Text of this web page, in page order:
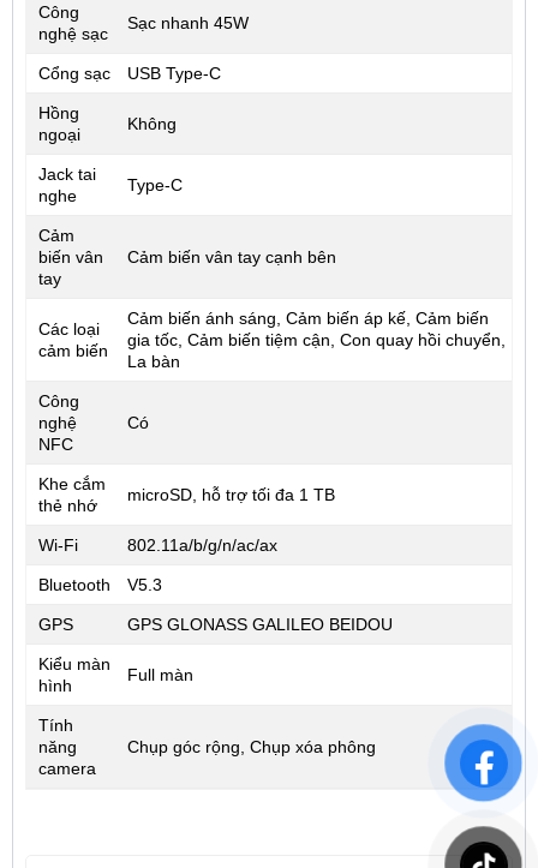
Công
nghệ sạc
Sạc nhanh 45W
Cổng sạc USB Type-C
Hồng
ngoại
Không
Jack tai
nghe
Type-C
Cảm
biến vân
tay
Cảm biến vân tay cạnh bên
Các loại
cảm biến
Cảm biến ánh sáng, Cảm biến áp kế, Cảm biến
gia tốc, Cảm biến tiệm cận, Con quay hồi chuyển,
La bàn
Công
nghệ
NFC
Có
Khe cắm
thẻ nhớ
microSD, hỗ trợ tối đa 1 TB
Wi-Fi 802.11a/b/g/n/ac/ax
Bluetooth V5.3
GPS GPS GLONASS GALILEO BEIDOU
Kiểu màn
hình
Full màn
Tính
năng
camera
Chụp góc rộng, Chụp xóa phông